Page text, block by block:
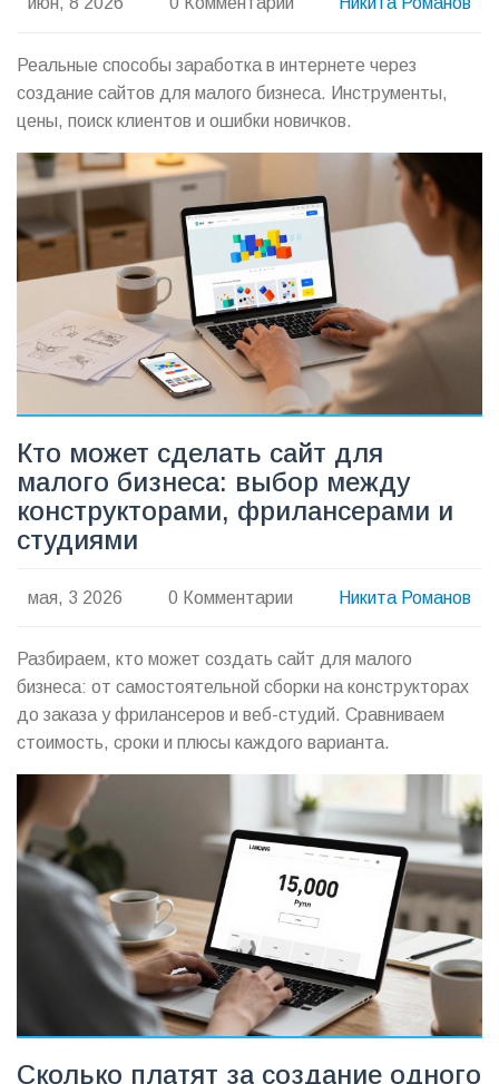
Реальные способы заработка в интернете через
создание сайтов для малого бизнеса. Инструменты,
цены, поиск клиентов и ошибки новичков.
Кто может сделать сайт для
малого бизнеса: выбор между
конструкторами, фрилансерами и
студиями
мая, 3 2026 0 Комментарии Никита Романов
Разбираем, кто может создать сайт для малого
бизнеса: от самостоятельной сборки на конструкторах
до заказа у фрилансеров и веб-студий. Сравниваем
стоимость, сроки и плюсы каждого варианта.
Сколько платят за создание одного